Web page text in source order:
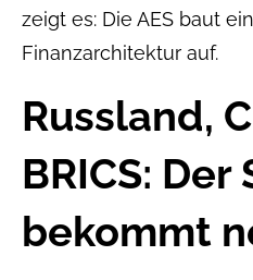
zeigt es: Die AES baut
Finanzarchitektur auf.
Russland,
BRICS: Der
bekommt